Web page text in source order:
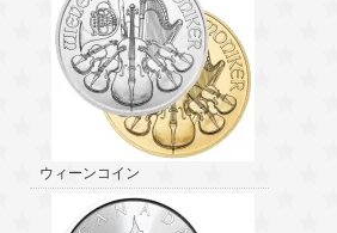
ウィーンコイン